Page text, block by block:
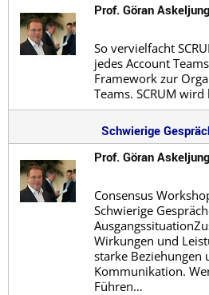
Prof. Göran
So vervielfacht
jedes Account
Framework zur
Teams. SCRUM
Schwierige
Prof. Göran
Consensus
Schwierige
Wirkungen und
starke Beziehungen
Kommunikation.
Führen…